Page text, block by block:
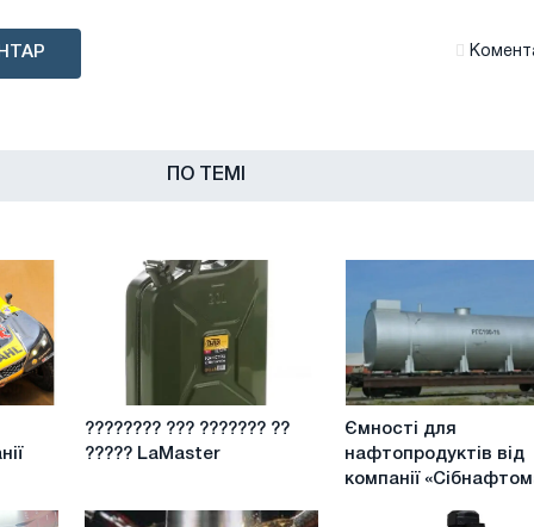
ПО ТЕМІ
?????
???????? ??? ??????? ??
????? LaMaster
нафтопродуктів
Ємності для
нафтопродуктів від
компанії